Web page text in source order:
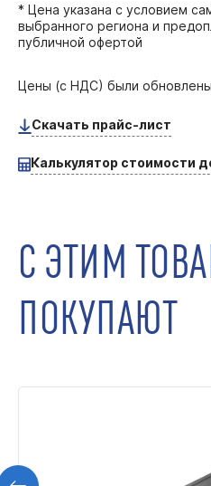
* Цена указана с условием
выбранного региона и
публичной офертой
Цены (с НДС) были обновлены
Скачать прайс-лист
Калькулятор стоимости
С ЭТИМ
ПОКУПАЮТ